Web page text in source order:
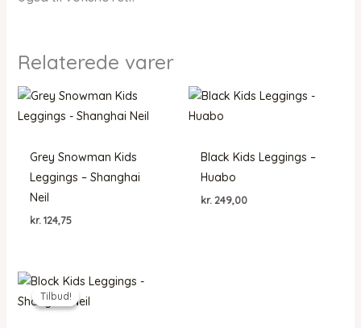
Relaterede varer
Grey Snowman Kids
Leggings – Shanghai
Neil
kr. 124,75
Black Kids Leggings –
Huabo
kr. 249,00
Tilbud!
Tilbud!